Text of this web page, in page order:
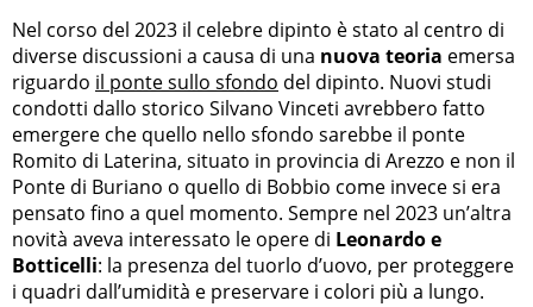
Nel corso del 2023 il celebre dipinto è stato al centro di
diverse discussioni a causa di una nuova teoria emersa
riguardo il ponte sullo sfondo del dipinto. Nuovi studi
condotti dallo storico Silvano Vinceti avrebbero fatto
emergere che quello nello sfondo sarebbe il ponte
Romito di Laterina, situato in provincia di Arezzo e non il
Ponte di Buriano o quello di Bobbio come invece si era
pensato fino a quel momento. Sempre nel 2023 un’altra
novità aveva interessato le opere di Leonardo e
Botticelli: la presenza del tuorlo d’uovo, per proteggere
i quadri dall’umidità e preservare i colori più a lungo.